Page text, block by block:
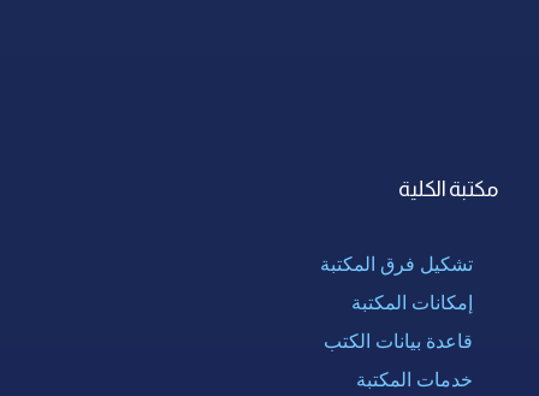
مكتبة الكلية
تشكيل فرق المكتبة
إمكانات المكتبة
قاعدة بيانات الكتب
خدمات المكتبة